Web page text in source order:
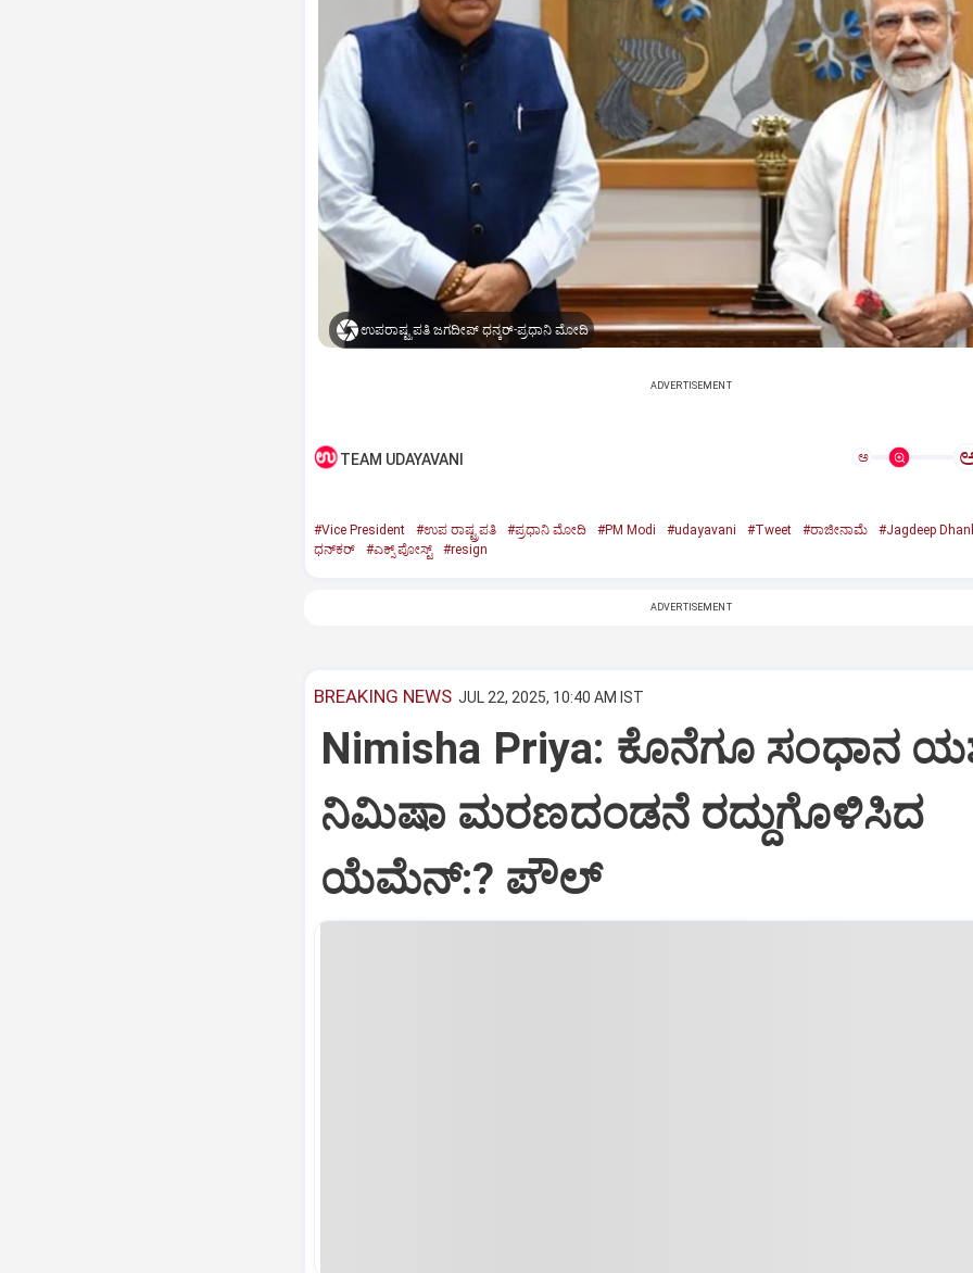
ಉಪರಾಷ್ಟ್ರಪತಿ ಜಗದೀಪ್‌ ಧನ್ಕರ್-ಪ್ರಧಾನಿ ಮೋದಿ
ADVERTISEMENT
TEAM UDAYAVANI ಅ
#Vice President #ಉಪ ರಾಷ್ಟ್ರಪತಿ #ಪ್ರಧಾನಿ ಮೋದಿ #PM Modi #udayavani #Tweet #ರಾಜೀನಾಮೆ
#Jagdeep
ಧನ್‌ಕರ್‌
#ಎಕ್ಸ್‌ ಪೋಸ್ಟ್ #resign
ADVERTISEMENT
BREAKING NEWS JUL 22, 2025, 10:40 AM IST
Nimisha Priya: ಕೊನೆಗೂ ಸಂಧಾನ
ನಿಮಿಷಾ ಮರಣದಂಡನೆ ರದ್ದುಗೊಳಿಸಿದ
ಯೆಮೆನ್:? ಪೌಲ್